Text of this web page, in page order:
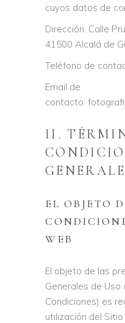
cuyos datos de
Dirección: Calle
41500 Alcalá de
Teléfono de
Email de
contacto:
II.
EL OBJETO
WEB
El objeto de las
Generales de Uso
Condiciones) es
utilización del